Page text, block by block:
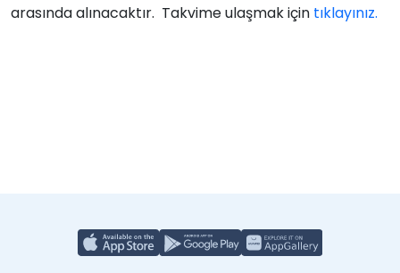
arasında alınacaktır. Takvime ulaşmak için tıklayınız.